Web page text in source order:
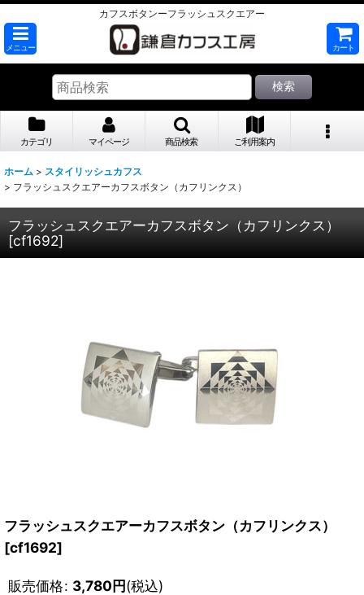
カフスボタンーフラッシュスクエアー
メニュー カート
検索
カテゴリ マイページ 商品検索 ご利用案内
ホーム > スタイリッシュカフス
> フラッシュスクエアーカフスボタン（カフリンクス）
フラッシュスクエアーカフスボタン（カフリンクス）
[cf1692]
フラッシュスクエアーカフスボタン（カフリンクス）
[cf1692]
販売価格: 3,780円(税込)